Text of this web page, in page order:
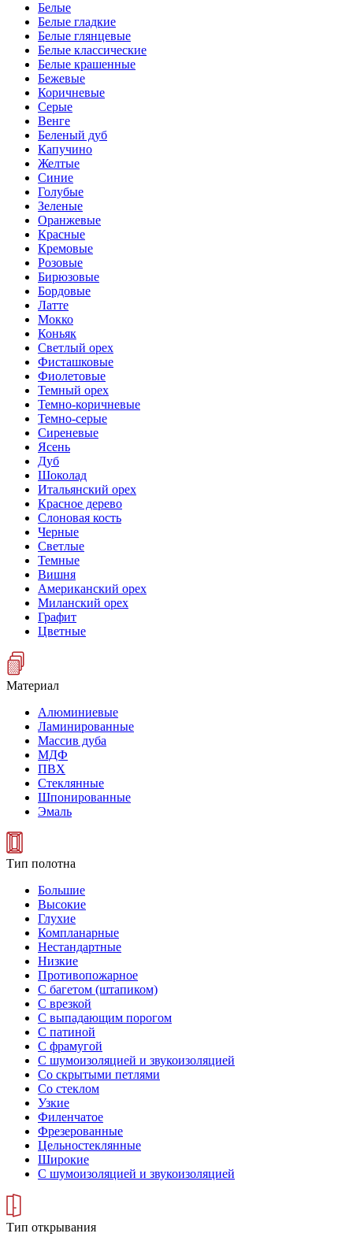
Белые
Белые гладкие
Белые глянцевые
Белые классические
Белые крашенные
Бежевые
Коричневые
Серые
Венге
Беленый дуб
Капучино
Желтые
Синие
Голубые
Зеленые
Оранжевые
Красные
Кремовые
Розовые
Бирюзовые
Бордовые
Латте
Мокко
Коньяк
Светлый орех
Фисташковые
Фиолетовые
Темный орех
Темно-коричневые
Темно-серые
Сиреневые
Ясень
Дуб
Шоколад
Итальянский орех
Красное дерево
Слоновая кость
Черные
Светлые
Темные
Вишня
Американский орех
Миланский орех
Графит
Цветные
Материал
Алюминиевые
Ламинированные
Массив дуба
МДФ
ПВХ
Стеклянные
Шпонированные
Эмаль
Тип полотна
Большие
Высокие
Глухие
Компланарные
Нестандартные
Низкие
Противопожарное
С багетом (штапиком)
С врезкой
С выпадающим порогом
С патиной
С фрамугой
С шумоизоляцией и звукоизоляцией
Со скрытыми петлями
Со стеклом
Узкие
Филенчатое
Фрезерованные
Цельностеклянные
Широкие
С шумоизоляцией и звукоизоляцией
Тип открывания